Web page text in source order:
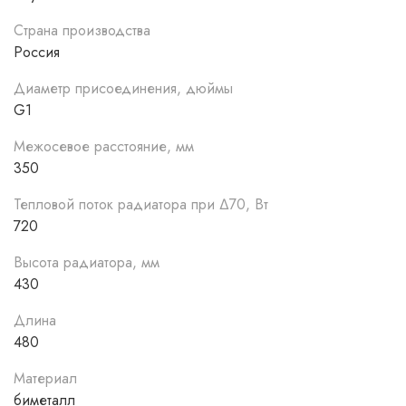
Дополнительное оребрение на вертикальном
коллекторе секции увеличивает теплоотдачу
радиатора на 5%. Такое решение способствует
Радиаторы BILINER выпускаются в трёх цветах:
радиатор к цветовой гамме любого интерьера.
чистого покрытия без тяжелых металлов и фосфатов
перед покраской и за счет улучшенной адгезии
лакокрасочного покрытия повышает
Страна производства
Россия
Диаметр присоединения, дюймы
G1
Межосевое расстояние, мм
350
Тепловой поток радиатора при ∆70, Вт
720
Высота радиатора, мм
430
Длина
480
Материал
биметалл